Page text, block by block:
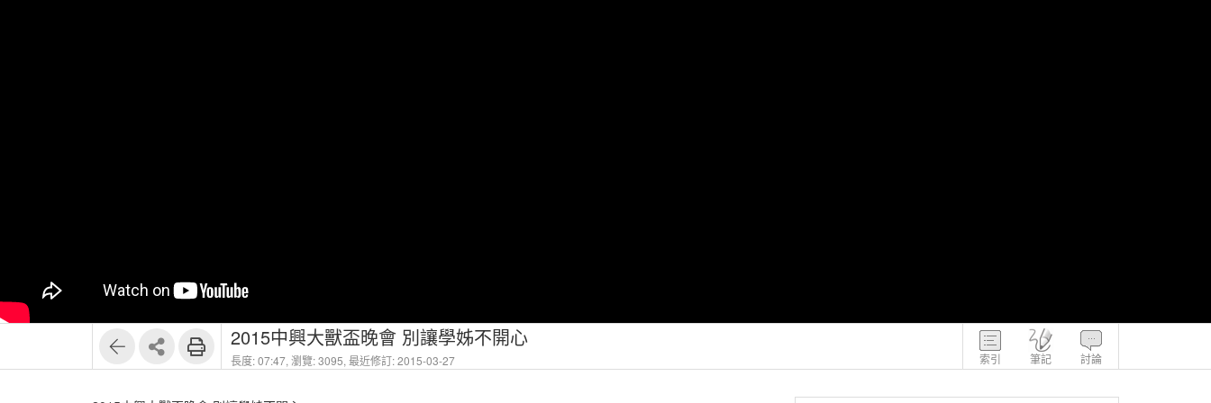
索引 筆記 討論
2015中興大獸盃晚會 別讓學姊不開心
長度: 07:47,瀏覽: 3095,最近修訂: 2015-03-27